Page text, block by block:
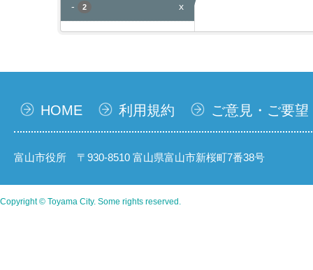
-
2 x
HOME 利用規約 ご意見・ご要望
富山市役所 〒930-8510 富山県富山市新桜町7番38号
Copyright © Toyama City. Some rights reserved.